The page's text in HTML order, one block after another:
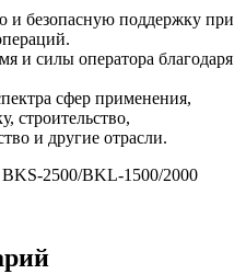
и безопасную поддержку при
и силы оператора благодаря
сфер применения,
строительство,
и другие отрасли.
BKS-2500/BKL-1500/2000